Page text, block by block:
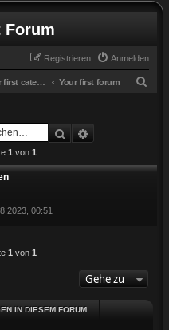
Forum
Anmelden
Registrieren
Your first category Your first forum
Suche
1 von 1
00:51
1 von 1
Gehe zu
IN DIESEM FORUM